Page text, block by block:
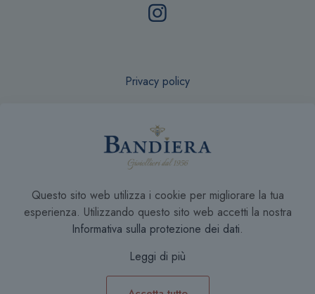
Privacy policy
Recesso online
Condizioni di Vendita
Questo sito web utilizza i cookie per migliorare la tua
esperienza. Utilizzando questo sito web accetti la nostra
Informativa sulla protezione dei dati.
Leggi di più